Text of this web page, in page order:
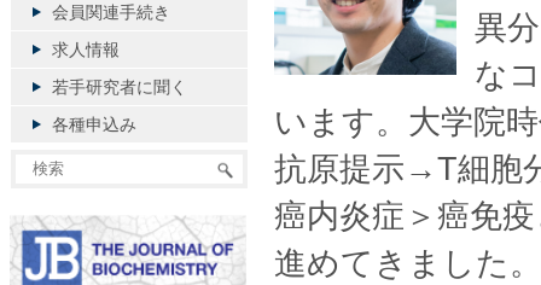
異
な
います。大学院
抗原提示→T細胞
癌内炎症＞癌免
進めてきました
会員関連手続き
求人情報
若手研究者に聞く
各種申込み